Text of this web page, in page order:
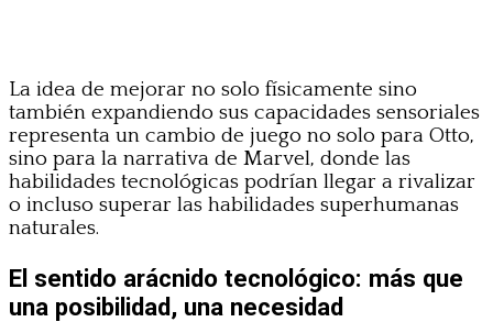
La idea de mejorar no solo físicamente sino
también expandiendo sus capacidades sensoriales
representa un cambio de juego no solo para Otto,
sino para la narrativa de Marvel, donde las
habilidades tecnológicas podrían llegar a rivalizar
o incluso superar las habilidades superhumanas
naturales.
El sentido arácnido tecnológico: más que
una posibilidad, una necesidad